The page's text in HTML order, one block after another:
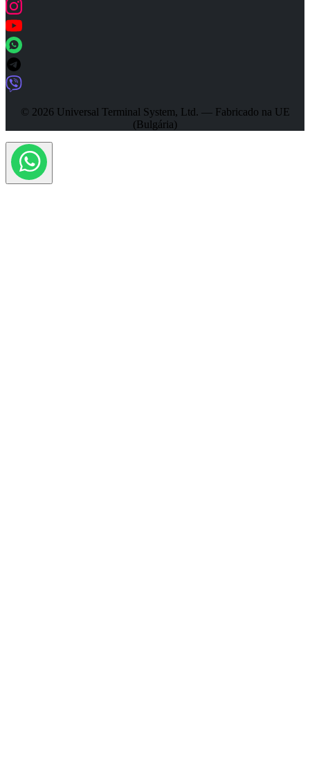
© 2026 Universal Terminal System, Ltd. — Fabricado na UE
(Bulgária)